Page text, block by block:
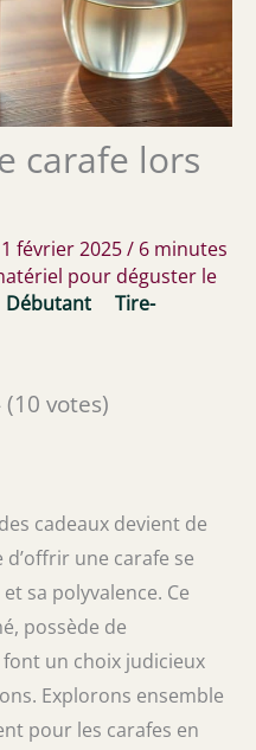
carafe lors
1 février 2025/ 6 minutes
pour déguster le
Débutant
Tire-
votes)
cadeaux devient de
d’offrir une carafe se
sa polyvalence. Ce
possède de
un choix judicieux
Explorons ensemble
pour les carafes en